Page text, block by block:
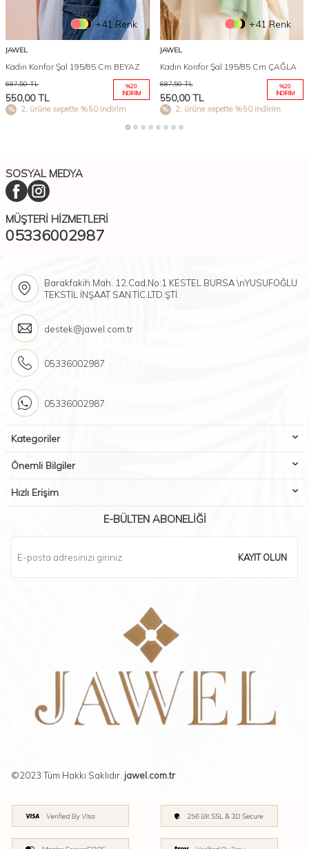
+41 Renk
JAWEL
Kadın Konfor Şal 195/85 Cm BEYAZ
687,50TL
550,00TL
%20
İNDIRIM
2. ürüne sepette %50 indirim
+41 Renk
JAWEL
Kadın Konfor Şal 195/85 Cm ÇAĞLA
687,50TL
550,00TL
%20
İNDIRIM
2. ürüne sepette %50 indirim
SOSYAL MEDYA
MÜŞTERI HIZMETLERI
05336002987
Barakfakih Mah. 12.Cad.No:1 KESTEL BURSA \nYUSUFOĞLU
TEKSTİL İNŞAAT SAN.TİC.LTD.ŞTİ.
destek@jawel.com.tr
05336002987
05336002987
Kategoriler
Önemli Bilgiler
Hızlı Erişim
E-BÜLTEN ABONELIĞI
KAYIT OLUN
©2023 Tüm Hakkı Saklıdır. jawel.com.tr